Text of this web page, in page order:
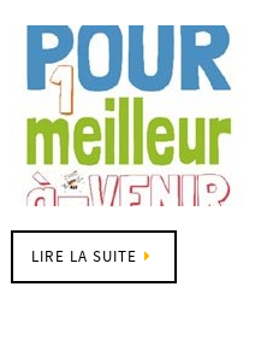
LIRE LA SUITE